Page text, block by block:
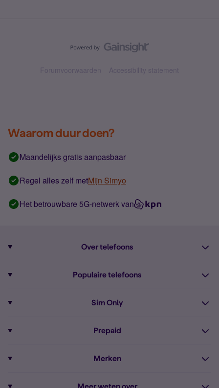
Forumvoorwaarden Accessibility statement
Waarom duur doen?
Maandelijks gratis aanpasbaar
Regel alles zelf metMijn Simyo
Het betrouwbare 5G-netwerk van
Over telefoons
Alle telefoons
Populaire telefoons
iPhone 16
Sim Only
Onbeperkt bellen
Zakelijk Sim Only abonnement
Prepaid
Merken
Meer weten over